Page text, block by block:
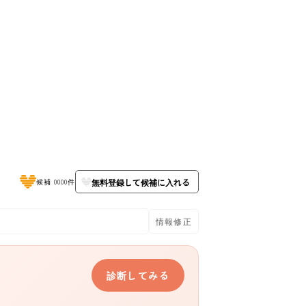
候補 0000件 無料登録して候補に入れる
情報修正
診断してみる